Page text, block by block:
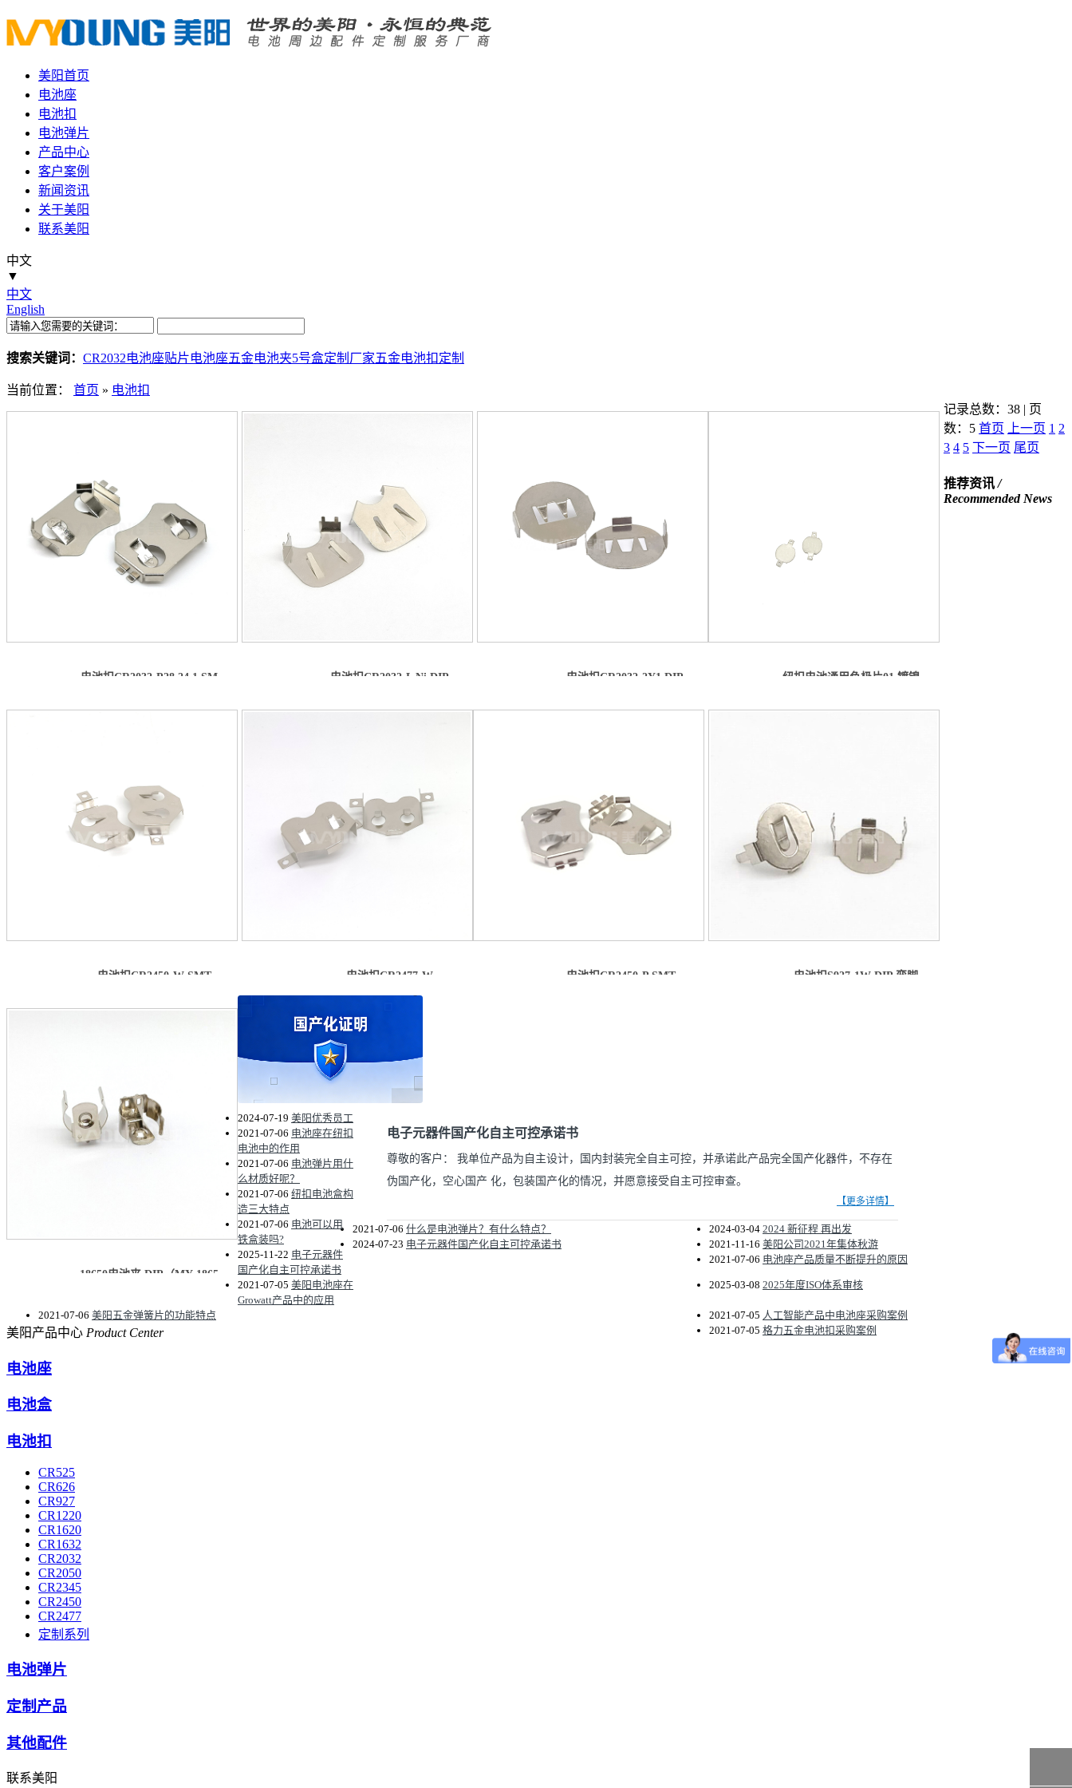
美阳首页
电池座
电池扣
电池弹片
产品中心
客户案例
新闻资讯
关于美阳
联系美阳
中文
▼
中文
English
搜索关键词： CR2032电池座贴片电池座五金电池夹5号盒定制厂家五金电池扣定制
当前位置： 首页 » 电池扣
电池扣CR2032-P28 24.1 SM... 电池扣CR2032-L Ni DIP 电池扣CR2032-2Y1 DIP 纽扣电池通用负极片01 镀镍...
电池扣CR2450-W SMT 电池扣CR2477-W 电池扣CR2450-P SMT 电池扣S927-1W DIP 弯脚
18650电池夹 DIP（MY-1865...
记录总数：38 | 页
数：5 首页 上一页 1 2
3 4 5 下一页 尾页
推荐资讯/
Recommended News
电子元器件国产化自主可控承诺书
尊敬的客户： 我单位产品为自主设计，国内封装完全自主可控，并承诺此产品完全国产化器件，不存在
伪国产化，空心国产 化，包装国产化的情况，并愿意接受自主可控审查。
【更多详情】
2024-07-19 美阳优秀员工
2024-03-04 2024 新征程 再出发
2021-07-06 电池座在纽扣
电池中的作用
2021-07-06 什么是电池弹片？有什么特点？
2021-07-06 电池弹片用什
么材质好呢？
2021-11-16 美阳公司2021年集体秋游
2021-07-06 纽扣电池盒构
造三大特点
2024-07-23 电子元器件国产化自主可控承诺书
2021-07-06 电池可以用
铁盒装吗?
2021-07-06 电池座产品质量不断提升的原因
2025-11-22 电子元器件
国产化自主可控承诺书
2025-03-08 2025年度ISO体系审核
2021-07-05 美阳电池座在
Growatt产品中的应用
2021-07-05 人工智能产品中电池座采购案例
2021-07-06 美阳五金弹簧片的功能特点
2021-07-05 格力五金电池扣采购案例
美阳产品中心 Product Center
电池座
电池盒
电池扣
CR525
CR626
CR927
CR1220
CR1620
CR1632
CR2032
CR2050
CR2345
CR2450
CR2477
定制系列
电池弹片
定制产品
其他配件
联系美阳